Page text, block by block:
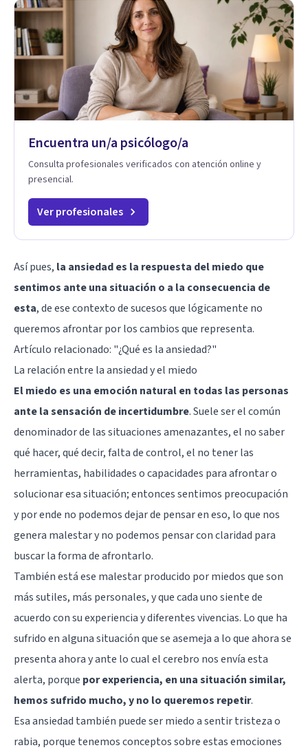
Encuentra un/a psicólogo/a
Consulta profesionales verificados con atención online y
presencial.
Ver profesionales
Así pues, la ansiedad es la respuesta del miedo que
sentimos ante una situación o a la consecuencia de
esta, de ese contexto de sucesos que lógicamente no
queremos afrontar por los cambios que representa.
Artículo relacionado: "¿Qué es la ansiedad?"
La relación entre la ansiedad y el miedo
El miedo es una emoción natural en todas las personas
ante la sensación de incertidumbre. Suele ser el común
denominador de las situaciones amenazantes, el no saber
qué hacer, qué decir, falta de control, el no tener las
herramientas, habilidades o capacidades para afrontar o
solucionar esa situación; entonces sentimos preocupación
y por ende no podemos dejar de pensar en eso, lo que nos
genera malestar y no podemos pensar con claridad para
buscar la forma de afrontarlo.
También está ese malestar producido por miedos que son
más sutiles, más personales, y que cada uno siente de
acuerdo con su experiencia y diferentes vivencias. Lo que ha
sufrido en alguna situación que se asemeja a lo que ahora se
presenta ahora y ante lo cual el cerebro nos envía esta
alerta, porque por experiencia, en una situación similar,
hemos sufrido mucho, y no lo queremos repetir.
Esa ansiedad también puede ser miedo a sentir tristeza o
rabia, porque tenemos conceptos sobre estas emociones